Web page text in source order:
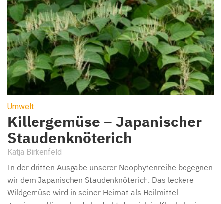
Umwelt
Killergemüse – Japanischer
Staudenknöterich
Katja Birkenfeld
In der dritten Ausgabe unserer Neophytenreihe begegnen
wir dem Japanischen Staudenknöterich. Das leckere
Wildgemüse wird in seiner Heimat als Heilmittel